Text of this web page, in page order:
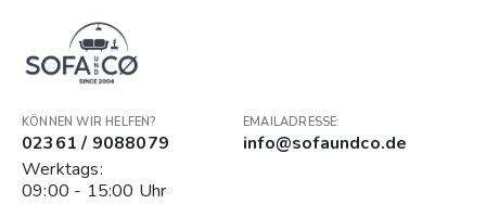
KÖNNEN WIR HELFEN?
02361 / 9088079
Werktags:
09:00 - 15:00 Uhr
EMAILADRESSE:
info@sofaundco.de